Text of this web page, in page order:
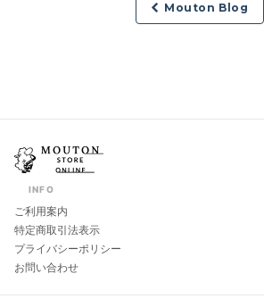
Mouton Blog
INFO
ご利用案内
特定商取引法表示
プライバシーポリシー
お問い合わせ